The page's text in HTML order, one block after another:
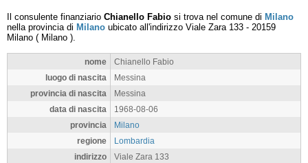
Il consulente finanziario Chianello Fabio si trova nel comune di Milano
nella provincia di Milano ubicato all'indirizzo Viale Zara 133 - 20159
Milano ( Milano ).
nome
Chianello Fabio
luogo di nascita
Messina
provincia di nascita
Messina
data di nascita
1968-08-06
provincia
Milano
regione
Lombardia
indirizzo
Viale Zara 133